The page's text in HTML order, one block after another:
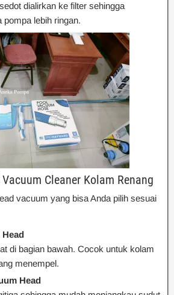
dialirkan ke filter sehingga
pompa lebih ringan.
Cleaner Kolam Renang
vacuum yang bisa Anda pilih sesuai
di bagian bawah. Cocok untuk kolam
menempel.
Head